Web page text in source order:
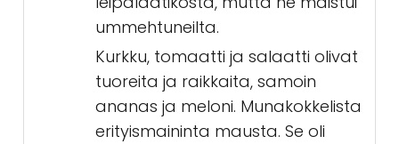
ummehtuneilta.
Kurkku, tomaatti ja salaatti olivat
tuoreita ja raikkaita, samoin
ananas ja meloni. Munakokkelista
erityismaininta mausta. Se oli